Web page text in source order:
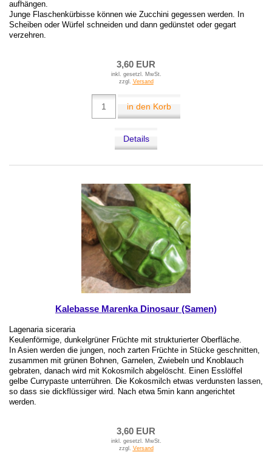
aufhängen.
Junge Flaschenkürbisse können wie Zucchini gegessen werden. In
Scheiben oder Würfel schneiden und dann gedünstet oder gegart
verzehren.
3,60 EUR
inkl. gesetzl. MwSt.
zzgl. Versand
in den Korb
Details
Kalebasse Marenka Dinosaur (Samen)
Lagenaria siceraria
Keulenförmige, dunkelgrüner Früchte mit strukturierter Oberfläche.
In Asien werden die jungen, noch zarten Früchte in Stücke geschnitten,
zusammen mit grünen Bohnen, Garnelen, Zwiebeln und Knoblauch
gebraten, danach wird mit Kokosmilch abgelöscht. Einen Esslöffel
gelbe Currypaste unterrühren. Die Kokosmilch etwas verdunsten lassen,
so dass sie dickflüssiger wird. Nach etwa 5min kann angerichtet
werden.
3,60 EUR
inkl. gesetzl. MwSt.
zzgl. Versand